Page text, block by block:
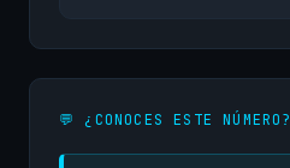
💬 ¿CONOCES ESTE NÚMERO?